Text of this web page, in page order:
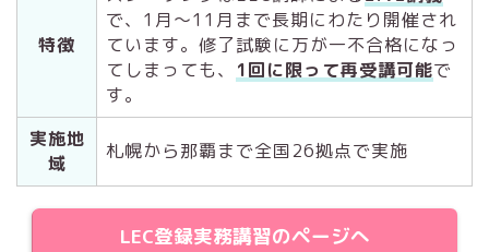
特徴
で、1月～11月まで長期にわたり開催され
ています。修了試験に万が一不合格になっ
てしまっても、 1回に限って再受講可能で
す。
実施地
域
札幌から那覇まで全国26拠点で実施
LEC登録実務講習のページへ